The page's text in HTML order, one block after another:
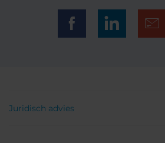
Juridisch advies